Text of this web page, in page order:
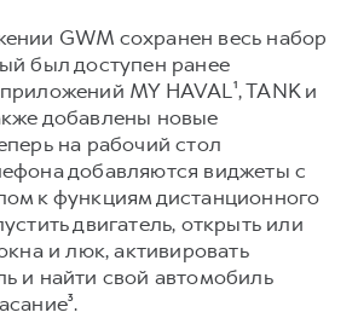
клиентам
автопарком
клиентов
HAVAL
HAVAL
GWM сохранен весь набор
был доступен ранее
MY HAVAL¹, TANK и
добавлены новые
на рабочий стол
добавляются виджеты с
к функциям дистанционного
двигатель, открыть или
и люк, активировать
и найти свой автомобиль